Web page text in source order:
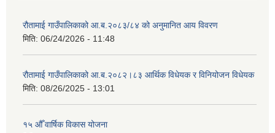
रौतामाई गाउँपालिकाको आ.ब.२०८३/८४ को अनुमानित आय विवरण
मिति: 06/24/2026 - 11:48
रौतामाई गाउँपालिकाको आ.ब.२०८२।८३ आर्थिक विधेयक र विनियोजन विधेयक
मिति: 08/26/2025 - 13:01
१५ औँ वार्षिक विकास योजना